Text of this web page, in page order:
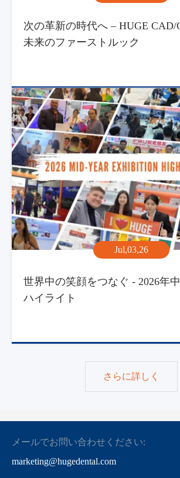
次の革新の時代へ – HUGE CAD/
未来のファーストルック
Jul,03,26
世界中の笑顔をつなぐ - 2026年
ハイライト
さらに詳しく
メールでお問い合わせください:
marketing@hugedental.com